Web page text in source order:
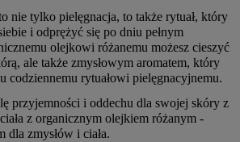
nie tylko pielęgnacja, to także rytuał, który
i odprężyć się po dniu pełnym
olejkowi różanemu możesz cieszyć
ale także zmysłowym aromatem, który
codziennemu rytuałowi pielęgnacyjnemu.
przyjemności i oddechu dla swojej skóry z
z organicznym olejkiem różanym -
zmysłów i ciała.